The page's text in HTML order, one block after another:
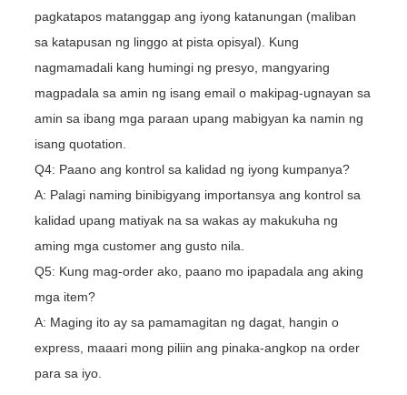
pagkatapos matanggap ang iyong katanungan (maliban
sa katapusan ng linggo at pista opisyal). Kung
nagmamadali kang humingi ng presyo, mangyaring
magpadala sa amin ng isang email o makipag-ugnayan sa
amin sa ibang mga paraan upang mabigyan ka namin ng
isang quotation.
Q4: Paano ang kontrol sa kalidad ng iyong kumpanya?
A: Palagi naming binibigyang importansya ang kontrol sa
kalidad upang matiyak na sa wakas ay makukuha ng
aming mga customer ang gusto nila.
Q5: Kung mag-order ako, paano mo ipapadala ang aking
mga item?
A: Maging ito ay sa pamamagitan ng dagat, hangin o
express, maaari mong piliin ang pinaka-angkop na order
para sa iyo.